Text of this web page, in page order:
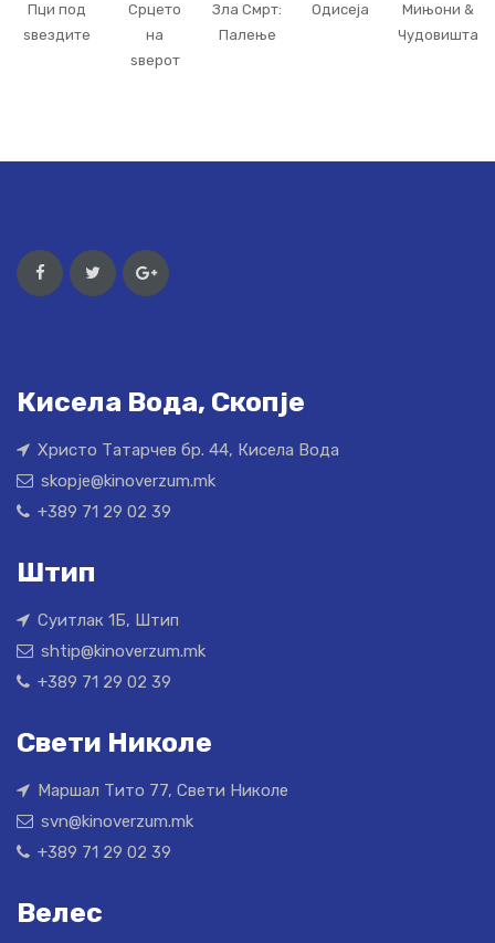
Пци под
ѕвездите
Срцето
на
ѕверот
Зла Смрт:
Палење
Одисеја
Мињони &
Чудовишта
Кисела Вода, Скопје
Христо Татарчев бр. 44, Кисела Вода
skopje@kinoverzum.mk
+389 71 29 02 39
Штип
Суитлак 1Б, Штип
shtip@kinoverzum.mk
+389 71 29 02 39
Свети Николе
Маршал Тито 77, Свети Николе
svn@kinoverzum.mk
+389 71 29 02 39
Велес